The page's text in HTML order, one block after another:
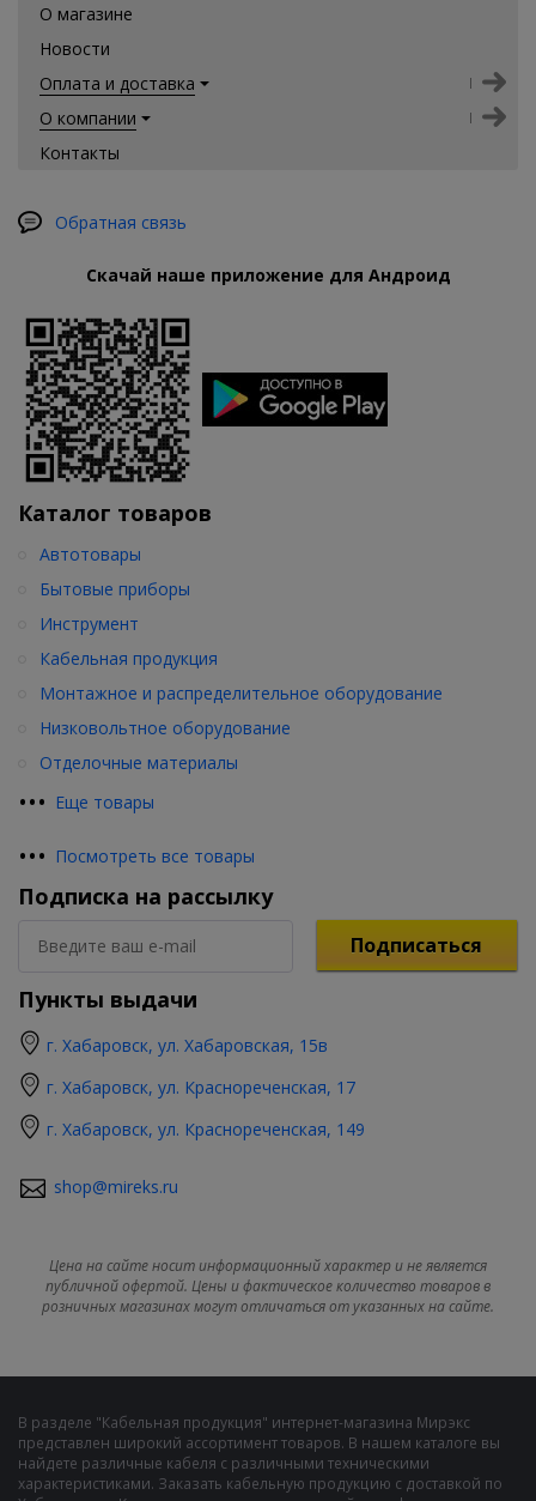
О магазине
Новости
Оплата и доставка
О компании
Контакты
Обратная связь
Скачай наше приложение для Андроид
Каталог товаров
••• Еще товары
Автотовары
Бытовые приборы
Инструмент
Кабельная продукция
Монтажное и распределительное оборудование
Низковольтное оборудование
Отделочные материалы
••• Посмотреть все товары
Подписка на рассылку
Подписаться
Пункты выдачи
г. Хабаровск, ул. Хабаровская, 15в
г. Хабаровск, ул. Краснореченская, 17
г. Хабаровск, ул. Краснореченская, 149
shop@mireks.ru
Цена на сайте носит информационный характер и не является
публичной офертой. Цены и фактическое количество товаров в
розничных магазинах могут отличаться от указанных на сайте.
В разделе "Кабельная продукция" интернет-магазина Мирэкс
представлен широкий ассортимент товаров. В нашем каталоге вы
найдете различные кабеля с различными техническими
характеристиками. Заказать кабельную продукцию с доставкой по